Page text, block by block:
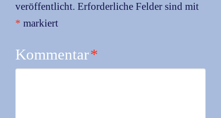
veröffentlicht. Erforderliche Felder sind mit
* markiert
Kommentar*